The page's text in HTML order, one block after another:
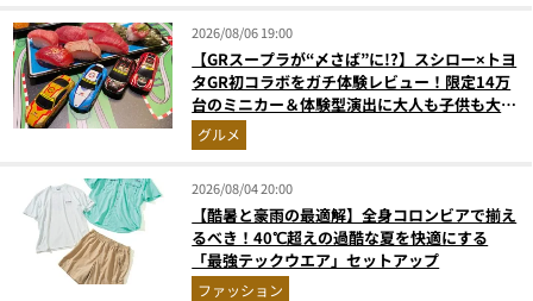
2026/08/06 19:00
【GRスープラが“〆さば”に!?】スシロー×トヨ
タGR初コラボをガチ体験レビュー！限定14万
台のミニカー＆体験型演出に大人も子供も大興
奮間違いなし
グルメ
2026/08/04 20:00
【酷暑と豪雨の最適解】全身コロンビアで揃え
るべき！40℃超えの過酷な夏を快適にする
「最強テックウエア」セットアップ
ファッション